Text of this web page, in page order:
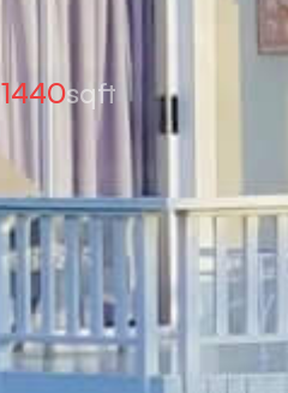
1440sqft